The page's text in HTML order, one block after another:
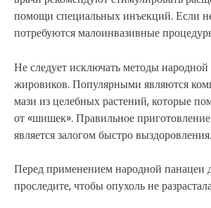
помощи специальных инъекций. Если
потребуются малоинвазивные
Не следует исключать методы
жировиков. Популярными являются
мази из целебных растений, которые
от «шишек». Правильное
является залогом быстро выздоровления.
Перед применением народной панацеи
проследите, чтобы опухоль не